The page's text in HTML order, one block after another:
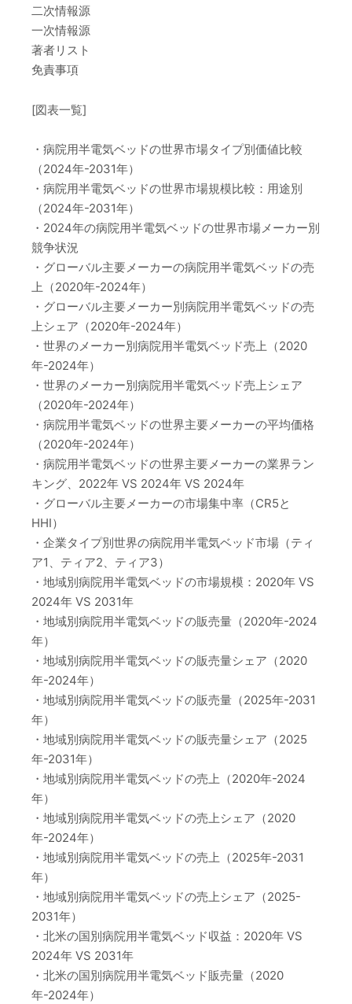
二次情報源
一次情報源
著者リスト
免責事項
[図表一覧]
・病院用半電気ベッドの世界市場タイプ別価値比較
（2024年-2031年）
・病院用半電気ベッドの世界市場規模比較：用途別
（2024年-2031年）
・2024年の病院用半電気ベッドの世界市場メーカー別
競争状況
・グローバル主要メーカーの病院用半電気ベッドの売
上（2020年-2024年）
・グローバル主要メーカー別病院用半電気ベッドの売
上シェア（2020年-2024年）
・世界のメーカー別病院用半電気ベッド売上（2020
年-2024年）
・世界のメーカー別病院用半電気ベッド売上シェア
（2020年-2024年）
・病院用半電気ベッドの世界主要メーカーの平均価格
（2020年-2024年）
・病院用半電気ベッドの世界主要メーカーの業界ラン
キング、2022年 VS 2024年 VS 2024年
・グローバル主要メーカーの市場集中率（CR5と
HHI）
・企業タイプ別世界の病院用半電気ベッド市場（ティ
ア1、ティア2、ティア3）
・地域別病院用半電気ベッドの市場規模：2020年 VS
2024年 VS 2031年
・地域別病院用半電気ベッドの販売量（2020年-2024
年）
・地域別病院用半電気ベッドの販売量シェア（2020
年-2024年）
・地域別病院用半電気ベッドの販売量（2025年-2031
年）
・地域別病院用半電気ベッドの販売量シェア（2025
年-2031年）
・地域別病院用半電気ベッドの売上（2020年-2024
年）
・地域別病院用半電気ベッドの売上シェア（2020
年-2024年）
・地域別病院用半電気ベッドの売上（2025年-2031
年）
・地域別病院用半電気ベッドの売上シェア（2025-
2031年）
・北米の国別病院用半電気ベッド収益：2020年 VS
2024年 VS 2031年
・北米の国別病院用半電気ベッド販売量（2020
年-2024年）